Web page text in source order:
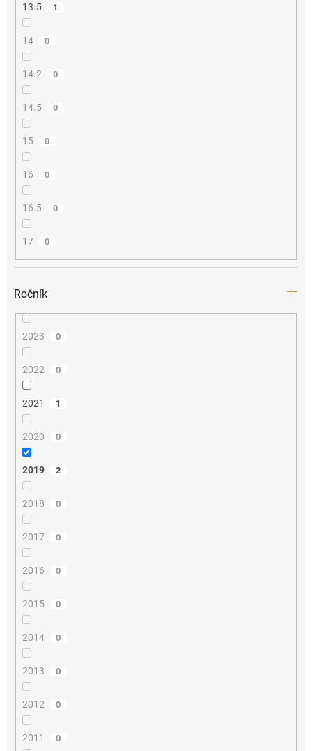
13.5 1
14 0
14.2 0
14.5 0
15 0
16 0
16.5 0
17 0
Ročník
2023 0
2022 0
2021 1
2020 0
2019 2
2018 0
2017 0
2016 0
2015 0
2014 0
2013 0
2012 0
2011 0